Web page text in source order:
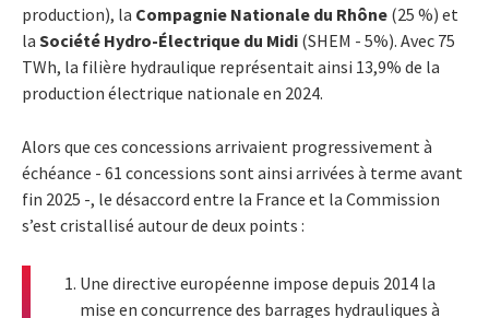
production), la Compagnie Nationale du Rhône (25 %) et
la Société Hydro-Électrique du Midi (SHEM - 5%). Avec 75
TWh, la filière hydraulique représentait ainsi 13,9% de la
production électrique nationale en 2024.
Alors que ces concessions arrivaient progressivement à
échéance - 61 concessions sont ainsi arrivées à terme avant
fin 2025 -, le désaccord entre la France et la Commission
s’est cristallisé autour de deux points :
Une directive européenne impose depuis 2014 la
mise en concurrence des barrages hydrauliques à